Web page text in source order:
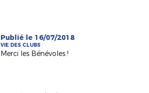
Publié le 16/07/2018
VIE DES CLUBS
Merci les Bénévoles !